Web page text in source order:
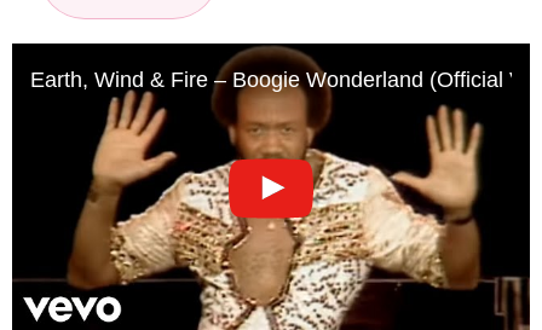
Earth, Wind & Fire – Boogie Wonderland (Official